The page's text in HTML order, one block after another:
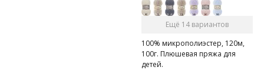
Ещё 14 вариантов
100% микрополиэстер, 120м,
100г. Плюшевая пряжа для
детей.